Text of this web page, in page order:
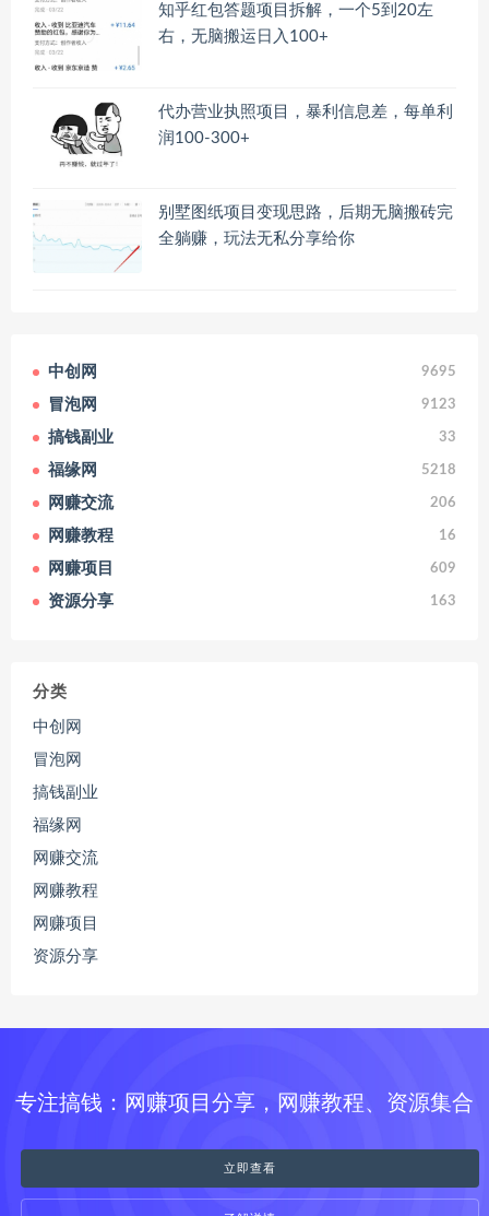
知乎红包答题项目拆解，一个5到20左
右，无脑搬运日入100+
代办营业执照项目，暴利信息差，每单利
润100-300+
别墅图纸项目变现思路，后期无脑搬砖完
全躺赚，玩法无私分享给你
中创网 9695
冒泡网 9123
搞钱副业 33
福缘网 5218
网赚交流 206
网赚教程 16
网赚项目 609
资源分享 163
分类
中创网
冒泡网
搞钱副业
福缘网
网赚交流
网赚教程
网赚项目
资源分享
专注搞钱：网赚项目分享，网赚教程、资源集合
立即查看